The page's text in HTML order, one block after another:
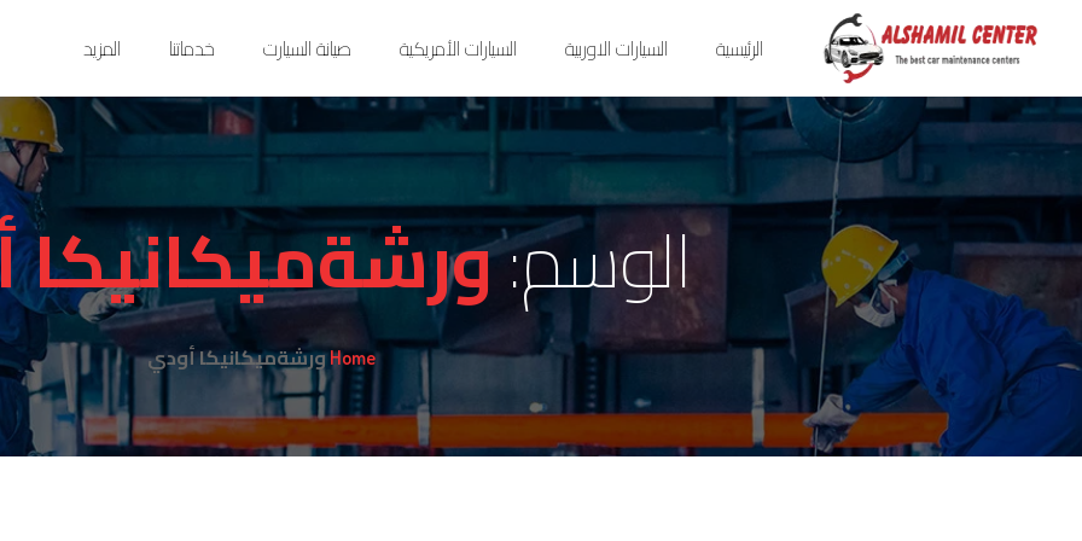
الرئيسية السيارات الاوربية السيارات الأمريكية صيانة السيارت خدماتنا المزيد
الوسم:
Homeورشةميكانيكا أودي